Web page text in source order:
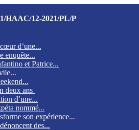
HAAC/12-2021/PL/P
d’une...
enquête...
et Patrice...
deux ans
d’une...
nommé...
son expérience...
des...